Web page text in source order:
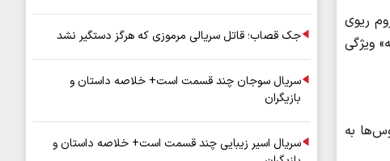
ریوی
ویژگی
به
جک قصاب؛ قاتل سریالی مرموزی که هرگز دستگیر نشد
سریال سوجان چند قسمت است+ خلاصه داستان و
بازیگران
سریال اسیر زیبایی چند قسمت است+ خلاصه داستان و